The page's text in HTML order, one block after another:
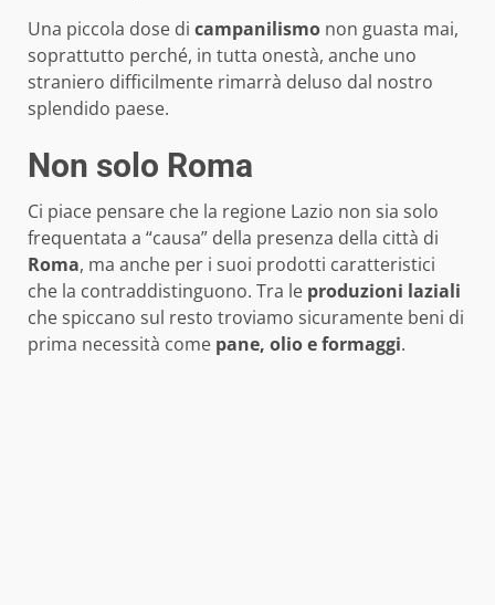
Una piccola dose di campanilismo non guasta mai,
soprattutto perché, in tutta onestà, anche uno
straniero difficilmente rimarrà deluso dal nostro
splendido paese.
Non solo Roma
Ci piace pensare che la regione Lazio non sia solo
frequentata a “causa” della presenza della città di
Roma, ma anche per i suoi prodotti caratteristici
che la contraddistinguono. Tra le produzioni laziali
che spiccano sul resto troviamo sicuramente beni di
prima necessità come pane, olio e formaggi.